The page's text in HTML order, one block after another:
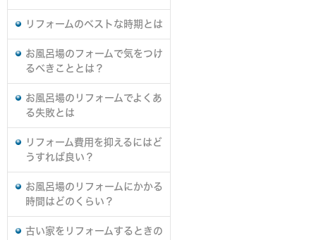
リフォームのベストな時期とは
お風呂場のフォームで気をつけ
るべきこととは？
お風呂場のリフォームでよくあ
る失敗とは
リフォーム費用を抑えるにはど
うすれば良い？
お風呂場のリフォームにかかる
時間はどのくらい？
古い家をリフォームするときの